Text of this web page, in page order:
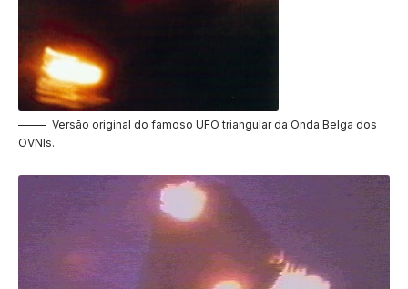
Versão original do famoso UFO triangular da Onda Belga dos
OVNIs.